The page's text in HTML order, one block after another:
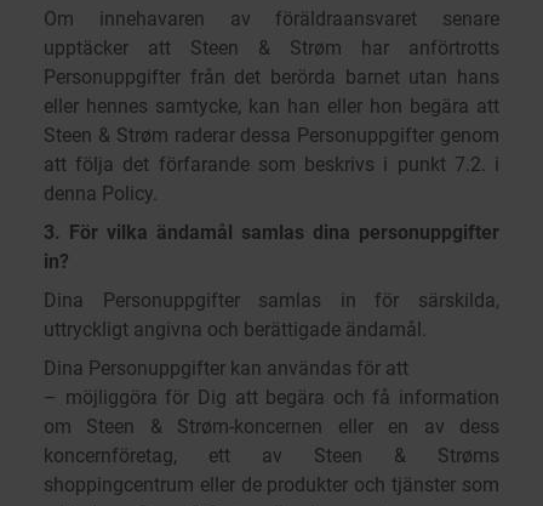
Om innehavaren av föräldraansvaret senare
upptäcker att Steen & Strøm har anförtrotts
Personuppgifter från det berörda barnet utan hans
eller hennes samtycke, kan han eller hon begära att
Steen & Strøm raderar dessa Personuppgifter genom
att följa det förfarande som beskrivs i punkt 7.2. i
denna Policy.
3. För vilka ändamål samlas dina personuppgifter
in?
Dina Personuppgifter samlas in för särskilda,
uttryckligt angivna och berättigade ändamål.
Dina Personuppgifter kan användas för att
– möjliggöra för Dig att begära och få information
om Steen & Strøm-koncernen eller en av dess
koncernföretag, ett av Steen & Strøms
shoppingcentrum eller de produkter och tjänster som